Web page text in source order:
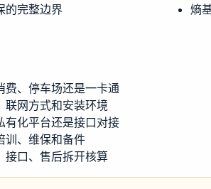
的完整边界
熵
费、停车场还是一卡通
联网方式和安装环境
有化平台还是接口对接
训、维保和备件
接口、售后拆开核算